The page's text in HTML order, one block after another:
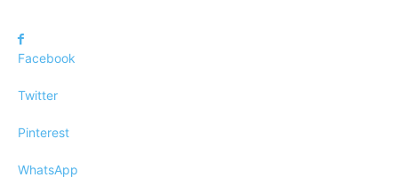
Facebook
Twitter
Pinterest
WhatsApp